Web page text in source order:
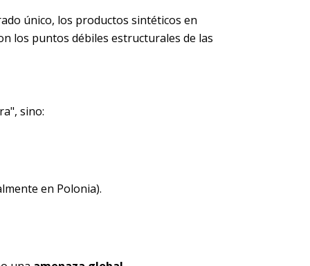
único, los productos sintéticos en
los puntos débiles estructurales de las
sino:
en Polonia).